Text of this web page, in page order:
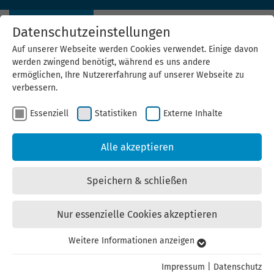
Servicestelle Solarenergie
Datenschutzeinstellungen
Auf unserer Webseite werden Cookies verwendet. Einige davon
werden zwingend benötigt, während es uns andere
ermöglichen, Ihre Nutzererfahrung auf unserer Webseite zu
verbessern.
Essenziell Statistiken Externe Inhalte
Alle akzeptieren
Speichern & schließen
Nur essenzielle Cookies akzeptieren
Essenzielle Cookies werden für grundlegende Funktionen der
Weitere Informationen anzeigen
Impressum Datenschutz